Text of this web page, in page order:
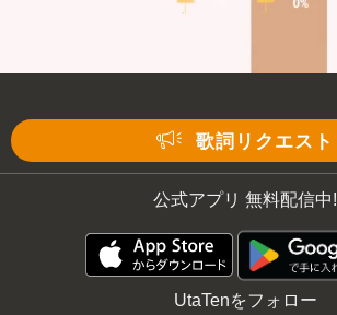
歌詞リクエスト
公式アプリ 無料配信中!
UtaTenをフォロー